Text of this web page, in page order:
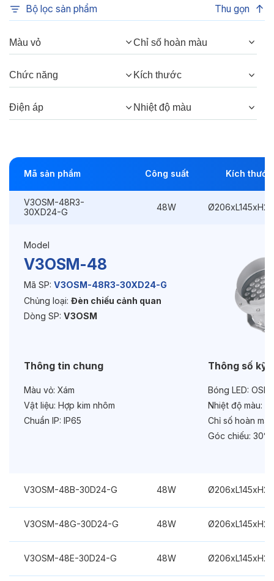
Quang thông:4080lm (C), 4080lm (N),
Thông số Điện & Lắp đặt
Kiểu lắp đặt:Ghim / Cắm
Kích thước
Ø206xL145xH245mm
Độ bền & tùy chọn mở rộng
Tuổi thọ:>30000h
Chức năng:DC24V
Bộ lọc sản phẩm Thu gọn
Màu vỏ Chỉ số hoàn màu
Chức năng Kích thước
Điện áp Nhiệt độ màu
Mã sản phẩm Công suất Kích thước
V3OSM-48R3-
30XD24-G
48W
Model
V3OSM-48
Mã SP: V3OSM-48R3-30XD24-G
Chủng loại: Đèn chiếu cảnh quan
Dòng SP: V3OSM
Thông tin chung
Màu vỏ: Xám
Vật liệu: Hợp kim nhôm
Chuẩn IP: IP65
Thông số kỹ
Bóng LED:
Nhiệt độ màu:
Chỉ số hoàn
Góc chiếu: 30°
V3OSM-48B-30D24-G 48W
V3OSM-48G-30D24-G 48W
V3OSM-48E-30D24-G 48W